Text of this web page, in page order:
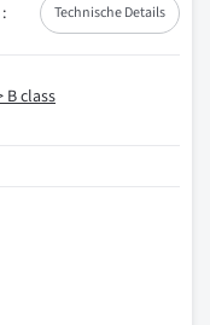
Technische Details
: